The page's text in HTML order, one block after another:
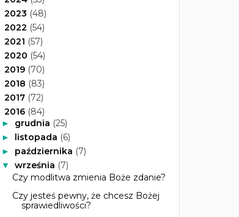
2023 (48)
2022 (54)
2021 (57)
2020 (54)
2019 (70)
2018 (83)
2017 (72)
2016 (84)
► grudnia (25)
► listopada (6)
► października (7)
▼ września (7)
Czy modlitwa zmienia Boże zdanie?
Czy jesteś pewny, że chcesz Bożej
sprawiedliwości?